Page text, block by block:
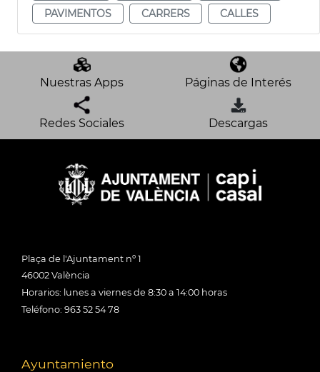
PAVIMENTOS
CARRERS CALLES
Nuestras Apps Páginas de Interés
Redes Sociales Descargas
Plaça de l'Ajuntament nº 1
46002 València
Horarios: lunes a viernes de 8:30 a 14:00 horas
Teléfono: 963 52 54 78
Ayuntamiento